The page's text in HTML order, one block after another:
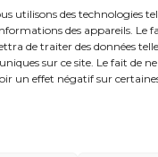
utilisons des technologies
des appareils. Le
de traiter des données
sur ce site. Le fait de
un effet négatif sur